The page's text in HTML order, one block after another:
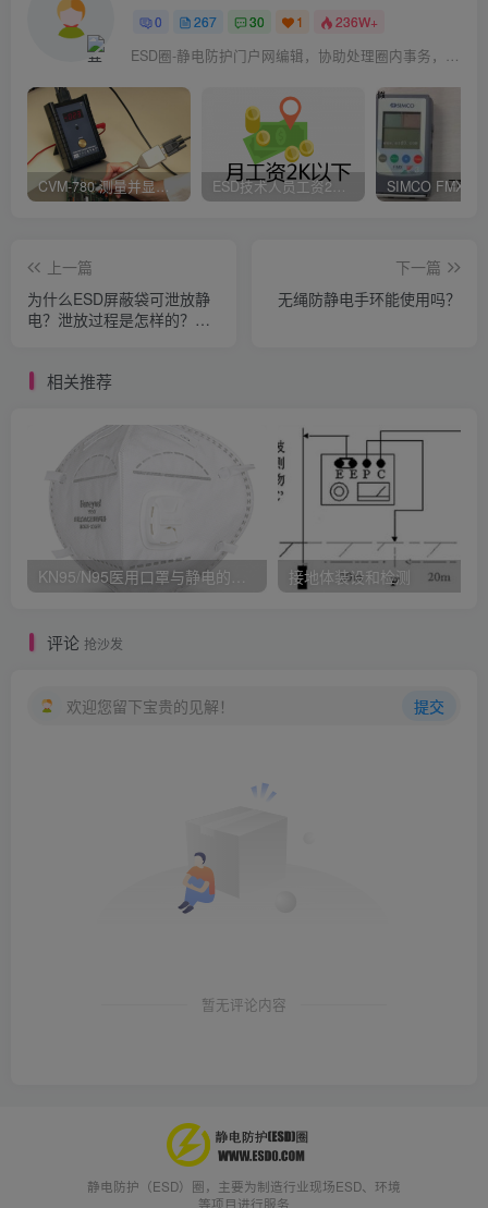
0 267 30 1 236W+
ESD圈-静电防护门户网编辑，协助处理圈内事务，宗旨：收集整理免费分享，欢迎各位业界朋友对每篇文章进行点评，以便大家共同学习在线讨论！
CVM-780 测量并显示实时静电压数据、操作说明 ESD技术人员工资2K以下，你相信吗？
上一篇
为什么ESD屏蔽袋可泄放静
电？泄放过程是怎样的？抗
下一篇
无绳防静电手环能使用吗？
相关推荐
KN95/N95医用口罩与静电的秘密关系 接地体装设和检测
评论 抢沙发
欢迎您留下宝贵的见解！ 提交
暂无评论内容
静电防护（ESD）圈，主要为制造行业现场ESD、环境
等项目进行服务